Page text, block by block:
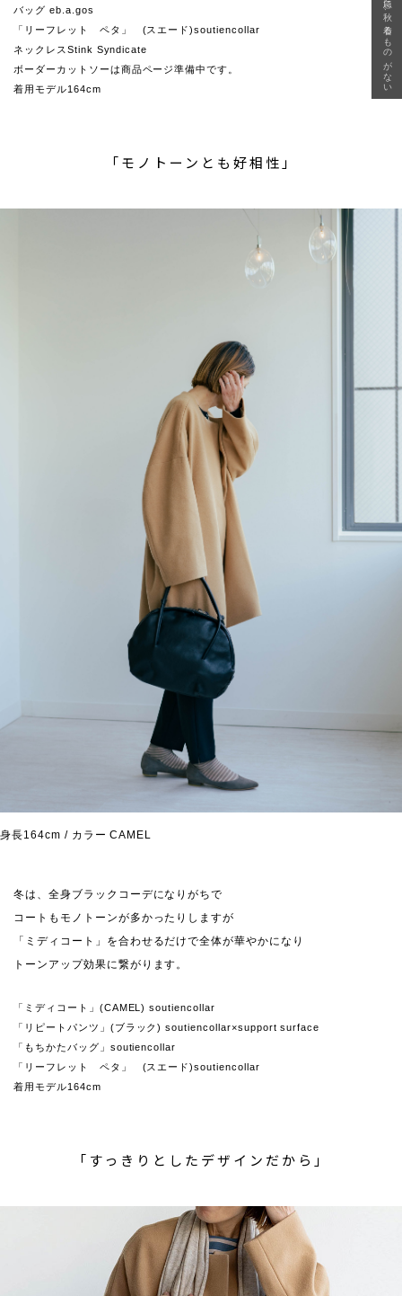
バッグ eb.a.gos
「リーフレット ペタ」 (スエード)soutiencollar
ネックレスStink Syndicate
ボーダーカットソーは商品ページ準備中です。
着用モデル164cm
「モノトーンとも好相性」
身長164cm / カラー CAMEL
冬は、全身ブラックコーデになりがちで
コートもモノトーンが多かったりしますが
「ミディコート」を合わせるだけで全体が華やかになり
トーンアップ効果に繋がります。
「ミディコート」(CAMEL) soutiencollar
「リピートパンツ」(ブラック) soutiencollar×support surface
「もちかたバッグ」soutiencollar
「リーフレット ペタ」 (スエード)soutiencollar
着用モデル164cm
「すっきりとしたデザインだから」
急に秋、着るものがない